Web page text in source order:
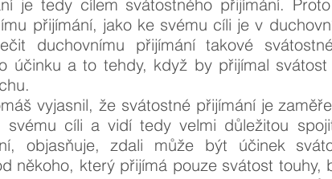
je tedy cílem svátostného přijímání.
přijímání, jako ke svému cíli je v
duchovnímu přijímání takové
účinku a to tehdy, když by přijímal
vyjasnil, že svátostné přijímání je
svému cíli a vidí tedy velmi důležitou
objasňuje, zdali může být účinek
někoho, který přijímá pouze svátost touhy,